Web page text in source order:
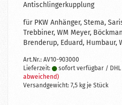
Antischlingerkupplung
für PKW Anhänger, Stema,
Trebbiner, WM Meyer,
Brenderup, Eduard, Humbaur,
Art.Nr.: AV10-903000
Lieferzeit:
sofort verfügbar / DHL
abweichend)
Versandgewicht: 7,5 kg je Stück